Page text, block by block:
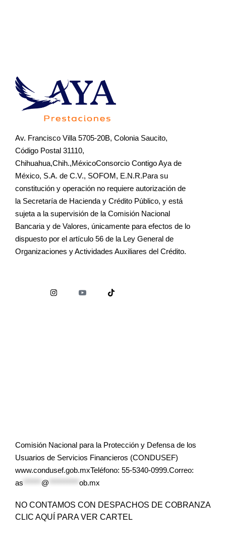
Av. Francisco Villa 5705-20B, Colonia Saucito,
Código Postal 31110,
Chihuahua,Chih.,MéxicoConsorcio Contigo Aya de
México, S.A. de C.V., SOFOM, E.N.R.Para su
constitución y operación no requiere autorización de
la Secretaría de Hacienda y Crédito Público, y está
sujeta a la supervisión de la Comisión Nacional
Bancaria y de Valores, únicamente para efectos de lo
dispuesto por el artículo 56 de la Ley General de
Organizaciones y Actividades Auxiliares del Crédito.
Comisión Nacional para la Protección y Defensa de los
Usuarios de Servicios Financieros (CONDUSEF)
www.condusef.gob.mxTeléfono: 55-5340-0999.Correo:
as
@ ob.mx
NO CONTAMOS CON DESPACHOS DE COBRANZA
CLIC AQUÍ PARA VER CARTEL